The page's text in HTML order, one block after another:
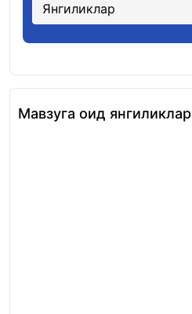
Янгиликлар
Мавзуга оид янгиликлар